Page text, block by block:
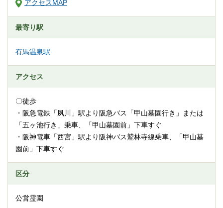
アクセスMAP
最寄り駅
有馬温泉駅
アクセス
〇徒歩
・阪急電鉄「夙川」駅より阪急バス「甲山墓園行き」または
「五ヶ池行き」乗車、「甲山墓園前」下車すぐ
・阪神電車「西宮」駅より阪神バス鷲林寺線乗車、「甲山墓
園前」下車すぐ
区分
公営霊園